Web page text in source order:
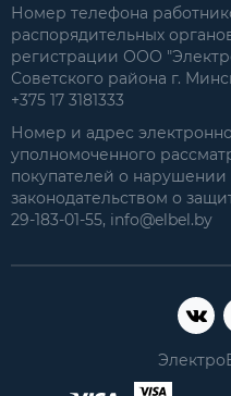
Номер телефона
распорядительных
регистрации ООО
Советского района г.
+375 17 3181333
Номер и адрес
уполномоченного
покупателей о
законодательством о
29-183-01-55, info@elbel.by